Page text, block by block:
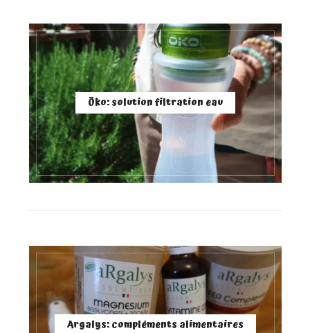
Öko: solution filtration eau
Argalys: compléments alimentaires